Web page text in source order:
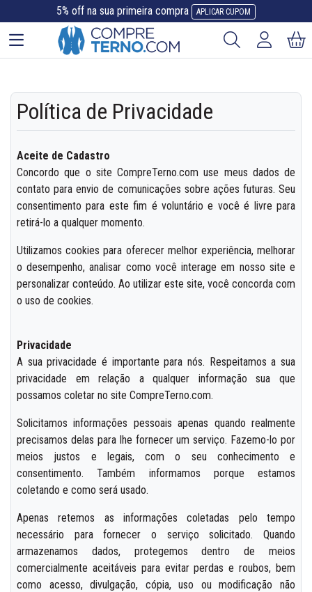
Política de Privacidade
Aceite de Cadastro
Concordo que o site CompreTerno.com use meus dados de
contato para envio de comunicações sobre ações futuras. Seu
consentimento para este fim é voluntário e você é livre para
retirá-lo a qualquer momento.
Utilizamos cookies para oferecer melhor experiência, melhorar
o desempenho, analisar como você interage em nosso site e
personalizar conteúdo. Ao utilizar este site, você concorda com
o uso de cookies.
Privacidade
A sua privacidade é importante para nós. Respeitamos a sua
privacidade em relação a qualquer informação sua que
possamos coletar no site CompreTerno.com.
Solicitamos informações pessoais apenas quando realmente
precisamos delas para lhe fornecer um serviço. Fazemo-lo por
meios justos e legais, com o seu conhecimento e
consentimento. Também informamos porque estamos
coletando e como será usado.
Apenas retemos as informações coletadas pelo tempo
necessário para fornecer o serviço solicitado. Quando
armazenamos dados, protegemos dentro de meios
comercialmente aceitáveis para evitar perdas e roubos, bem
como acesso, divulgação, cópia, uso ou modificação não
5% off na sua primeira compra APLICAR CUPOM